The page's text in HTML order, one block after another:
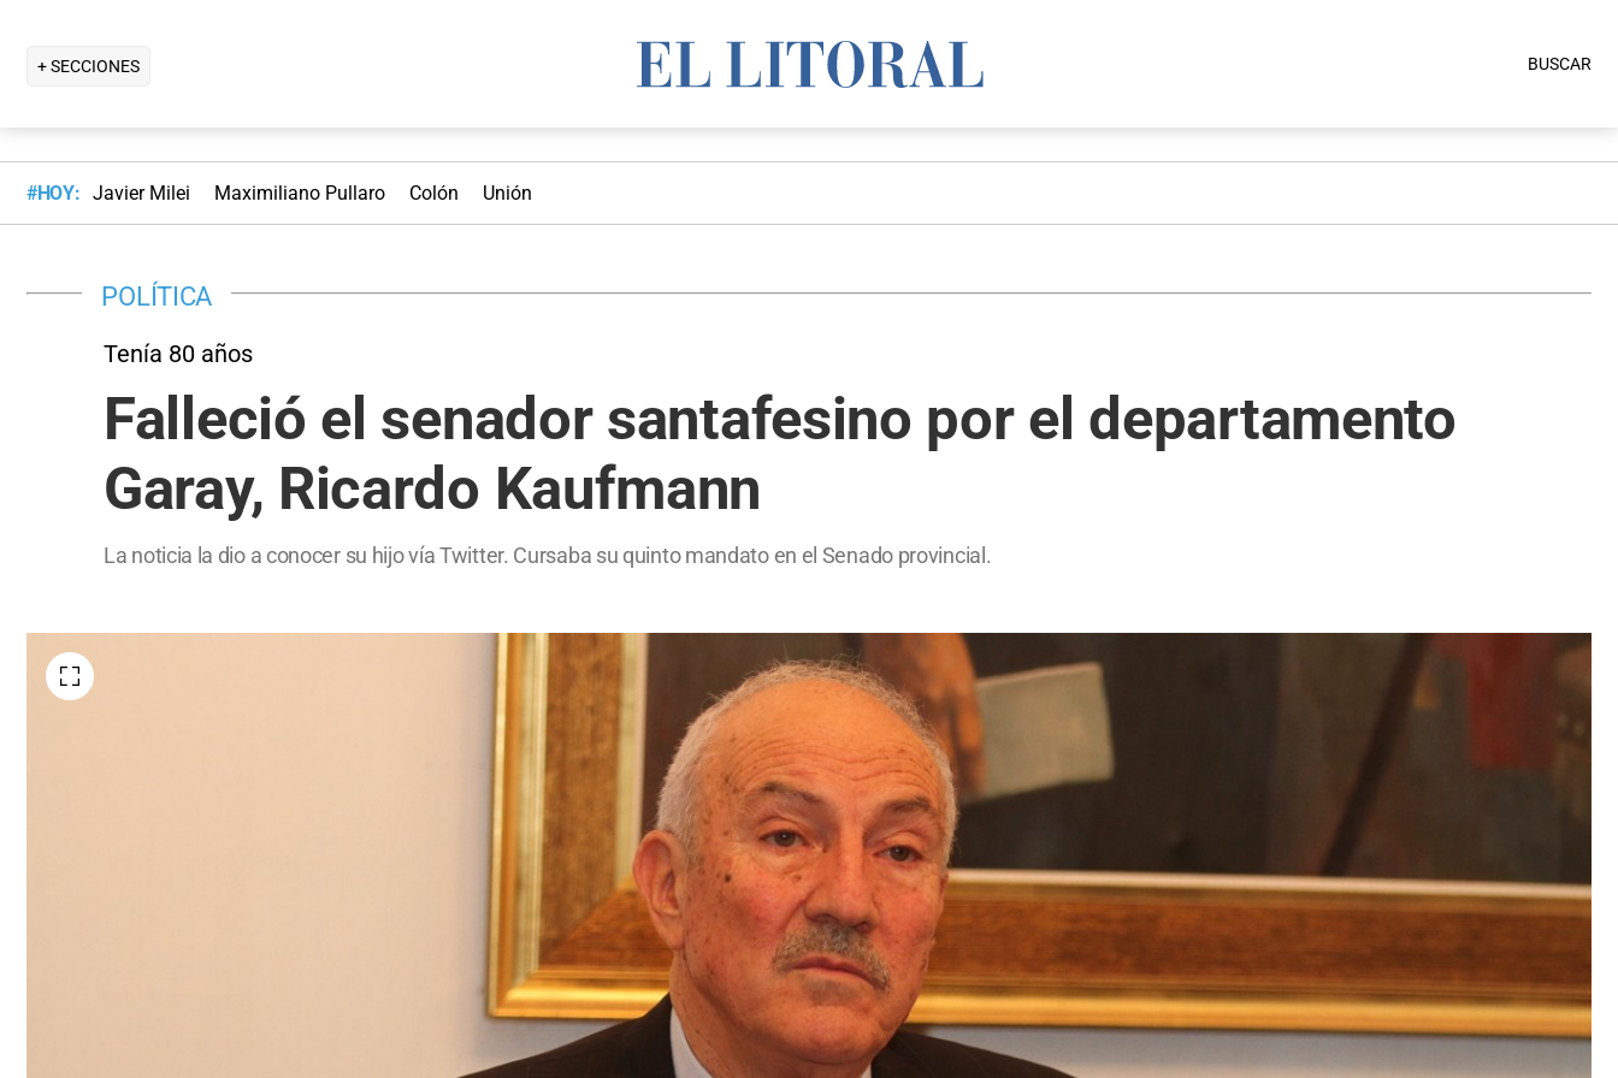
+ SECCIONES BUSCAR
#HOY: Javier Milei Maximiliano Pullaro Colón Unión
POLÍTICA
Tenía 80 años
Falleció el senador santafesino por el departamento
Garay, Ricardo Kaufmann
La noticia la dio a conocer su hijo vía Twitter. Cursaba su quinto mandato en el Senado provincial.